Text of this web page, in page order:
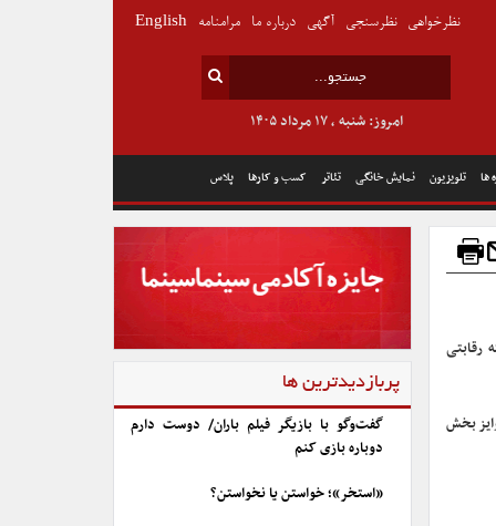
ها تلویزیون نمایش خانگی تئاتر کسب و کارها پلاس
امروز: شنبه , ۱۷ مرداد ۱۴۰۵
نظرخواهی نظرسنجی آگهی درباره ما مرامنامه English
چهل و دومین جشنواره بین‌المللی تئاتر فجر در ۱۳ رشته رقابتی
بخش
پربازدیدترین ها
گفت‌وگو با بازیگر فیلم باران/ دوست دارم
دوباره بازی کنم
«استخر»؛ خواستن یا نخواستن؟